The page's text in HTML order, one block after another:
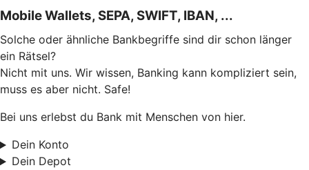
Mobile Wallets, SEPA, SWIFT, IBAN, ...
Solche oder ähnliche Bankbegriffe sind dir schon länger
ein Rätsel?
Nicht mit uns. Wir wissen, Banking kann kompliziert sein,
muss es aber nicht. Safe!
Bei uns erlebst du Bank mit Menschen von hier.
Dein Konto
Dein Depot